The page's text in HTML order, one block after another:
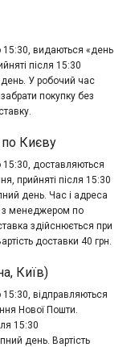
15:30, видаються «день
після 15:30
У робочий час
покупку без
Києву
доставляються
прийняті після 15:30
день. Час і адреса
з менеджером по
здійснюється при
доставки 40 грн.
Київ)
відправляються
Нової Пошти.
15:30
день. Вартість